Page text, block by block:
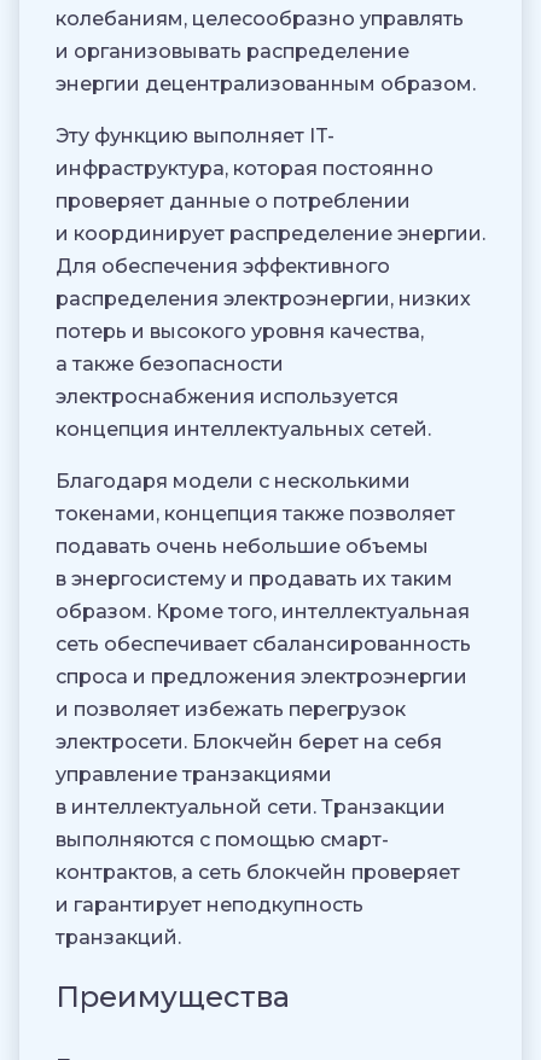
колебаниям, целесообразно управлять
и организовывать распределение
энергии децентрализованным образом.
Эту функцию выполняет IT-
инфраструктура, которая постоянно
проверяет данные о потреблении
и координирует распределение энергии.
Для обеспечения эффективного
распределения электроэнергии, низких
потерь и высокого уровня качества,
а также безопасности
электроснабжения используется
концепция интеллектуальных сетей.
Благодаря модели с несколькими
токенами, концепция также позволяет
подавать очень небольшие объемы
в энергосистему и продавать их таким
образом. Кроме того, интеллектуальная
сеть обеспечивает сбалансированность
спроса и предложения электроэнергии
и позволяет избежать перегрузок
электросети. Блокчейн берет на себя
управление транзакциями
в интеллектуальной сети. Транзакции
выполняются с помощью смарт-
контрактов, а сеть блокчейн проверяет
и гарантирует неподкупность
транзакций.
Преимущества